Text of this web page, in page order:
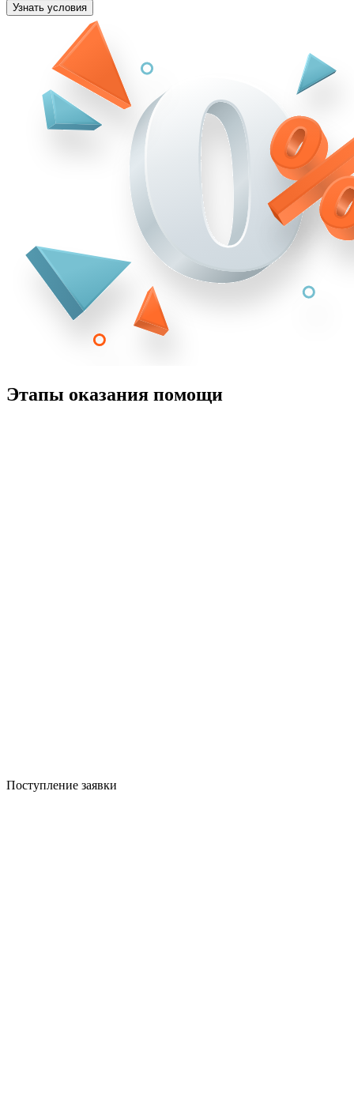
Узнать условия
Этапы оказания помощи
Поступление заявки